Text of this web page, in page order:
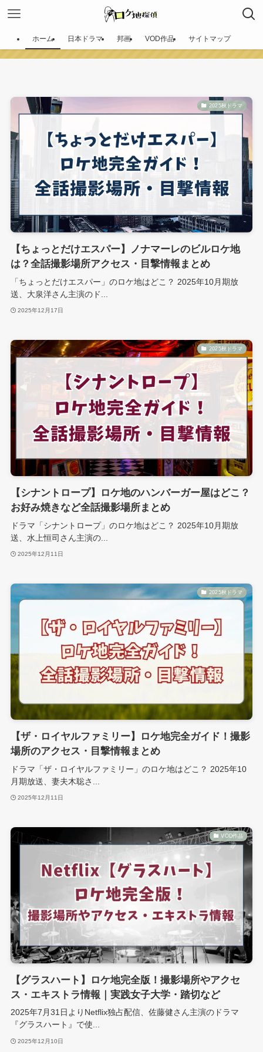
ホーム 日本ドラマ 邦画 VOD作品 サイトマップ
2025秋ドラマ
【ちょっとだけエスパー】ノナマーレのビルロケ地
は？全話撮影場所アクセス・目撃情報まとめ
「ちょっとだけエスパー」のロケ地はどこ？ 2025年10月期放
送、大泉洋さん主演のド...
2025年12月17日
2025秋ドラマ
【シナントロープ】ロケ地のハンバーガー屋はどこ？
お好み焼きなど全話撮影場所まとめ
ドラマ「シナントロープ」のロケ地はどこ？ 2025年10月期放
送、水上恒司さん主演の...
2025年12月11日
2025秋ドラマ
【ザ・ロイヤルファミリー】ロケ地完全ガイド！撮影
場所のアクセス・目撃情報まとめ
ドラマ「ザ・ロイヤルファミリー」のロケ地はどこ？ 2025年10
月期放送、妻夫木聡さ...
2025年12月11日
VOD作品
【グラスハート】ロケ地完全版！撮影場所やアクセ
ス・エキストラ情報｜実践女子大学・踏切など
2025年7月31日よりNetflix独占配信、佐藤健さん主演のドラマ
『グラスハート』で使...
2025年12月10日